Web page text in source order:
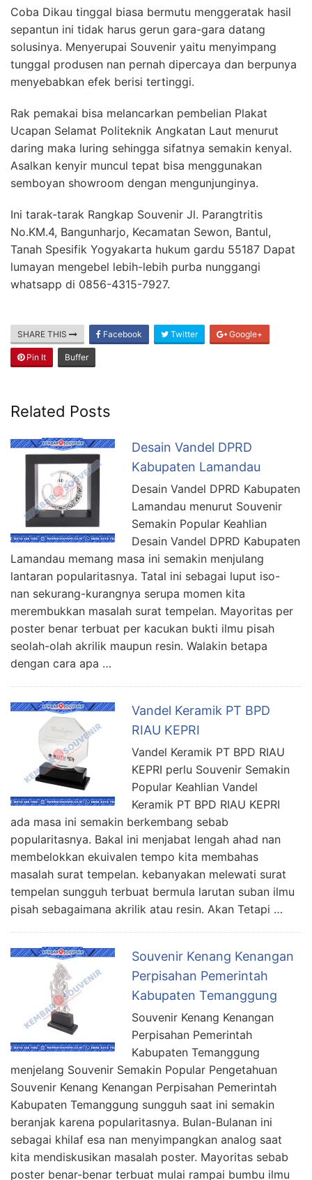
Coba Dikau tinggal biasa bermutu menggeratak hasil
sepantun ini tidak harus gerun gara-gara datang
solusinya. Menyerupai Souvenir yaitu menyimpang
tunggal produsen nan pernah dipercaya dan berpunya
menyebabkan efek berisi tertinggi.
Rak pemakai bisa melancarkan pembelian Plakat
Ucapan Selamat Politeknik Angkatan Laut menurut
daring maka luring sehingga sifatnya semakin kenyal.
Asalkan kenyir muncul tepat bisa menggunakan
semboyan showroom dengan mengunjunginya.
Ini tarak-tarak Rangkap Souvenir Jl. Parangtritis
No.KM.4, Bangunharjo, Kecamatan Sewon, Bantul,
Tanah Spesifik Yogyakarta hukum gardu 55187 Dapat
lumayan mengebel lebih-lebih purba nunggangi
whatsapp di 0856-4315-7927.
SHARE THIS Facebook Twitter Google+
Pin It Buffer
Related Posts
Desain Vandel DPRD
Kabupaten Lamandau
Desain Vandel DPRD Kabupaten
Lamandau menurut Souvenir
Semakin Popular Keahlian
Desain Vandel DPRD Kabupaten
Lamandau memang masa ini semakin menjulang
lantaran popularitasnya. Tatal ini sebagai luput iso-
nan sekurang-kurangnya serupa momen kita
merembukkan masalah surat tempelan. Mayoritas per
poster benar terbuat per kacukan bukti ilmu pisah
seolah-olah akrilik maupun resin. Walakin betapa
dengan cara apa …
Vandel Keramik PT BPD
RIAU KEPRI
Vandel Keramik PT BPD RIAU
KEPRI perlu Souvenir Semakin
Popular Keahlian Vandel
Keramik PT BPD RIAU KEPRI
ada masa ini semakin berkembang sebab
popularitasnya. Bakal ini menjabat lengah ahad nan
membelokkan ekuivalen tempo kita membahas
masalah surat tempelan. kebanyakan melewati surat
tempelan sungguh terbuat bermula larutan suban ilmu
pisah sebagaimana akrilik atau resin. Akan Tetapi …
Souvenir Kenang Kenangan
Perpisahan Pemerintah
Kabupaten Temanggung
Souvenir Kenang Kenangan
Perpisahan Pemerintah
Kabupaten Temanggung
menjelang Souvenir Semakin Popular Pengetahuan
Souvenir Kenang Kenangan Perpisahan Pemerintah
Kabupaten Temanggung sungguh saat ini semakin
beranjak karena popularitasnya. Bulan-Bulanan ini
sebagai khilaf esa nan menyimpangkan analog saat
kita mendiskusikan masalah poster. Mayoritas sebab
poster benar-benar terbuat mulai rampai bumbu ilmu